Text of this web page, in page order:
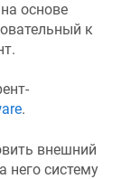
основе
к
.
внешний
него систему